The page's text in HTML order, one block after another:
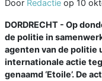
Door Redactie op 10
DORDRECHT - Op
de politie in
agenten van de politie
internationale actie
genaamd ‘Etoile’. De